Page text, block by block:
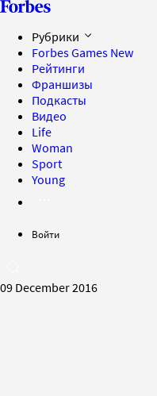
Рубрики
Forbes Games New
Рейтинги
Франшизы
Подкасты
Видео
Life
Woman
Sport
Young
Войти
09 December 2016